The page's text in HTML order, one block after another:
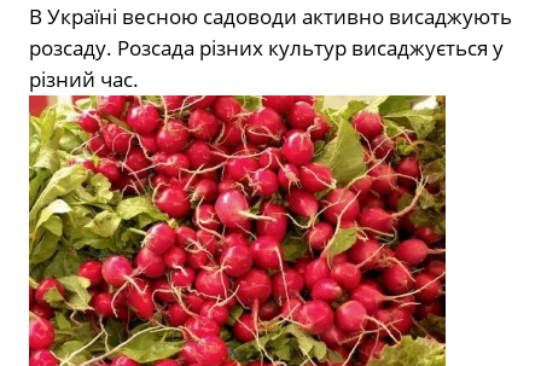
В Україні весною садоводи активно висаджують
розсаду. Розсада різних культур висаджується у
різний час.